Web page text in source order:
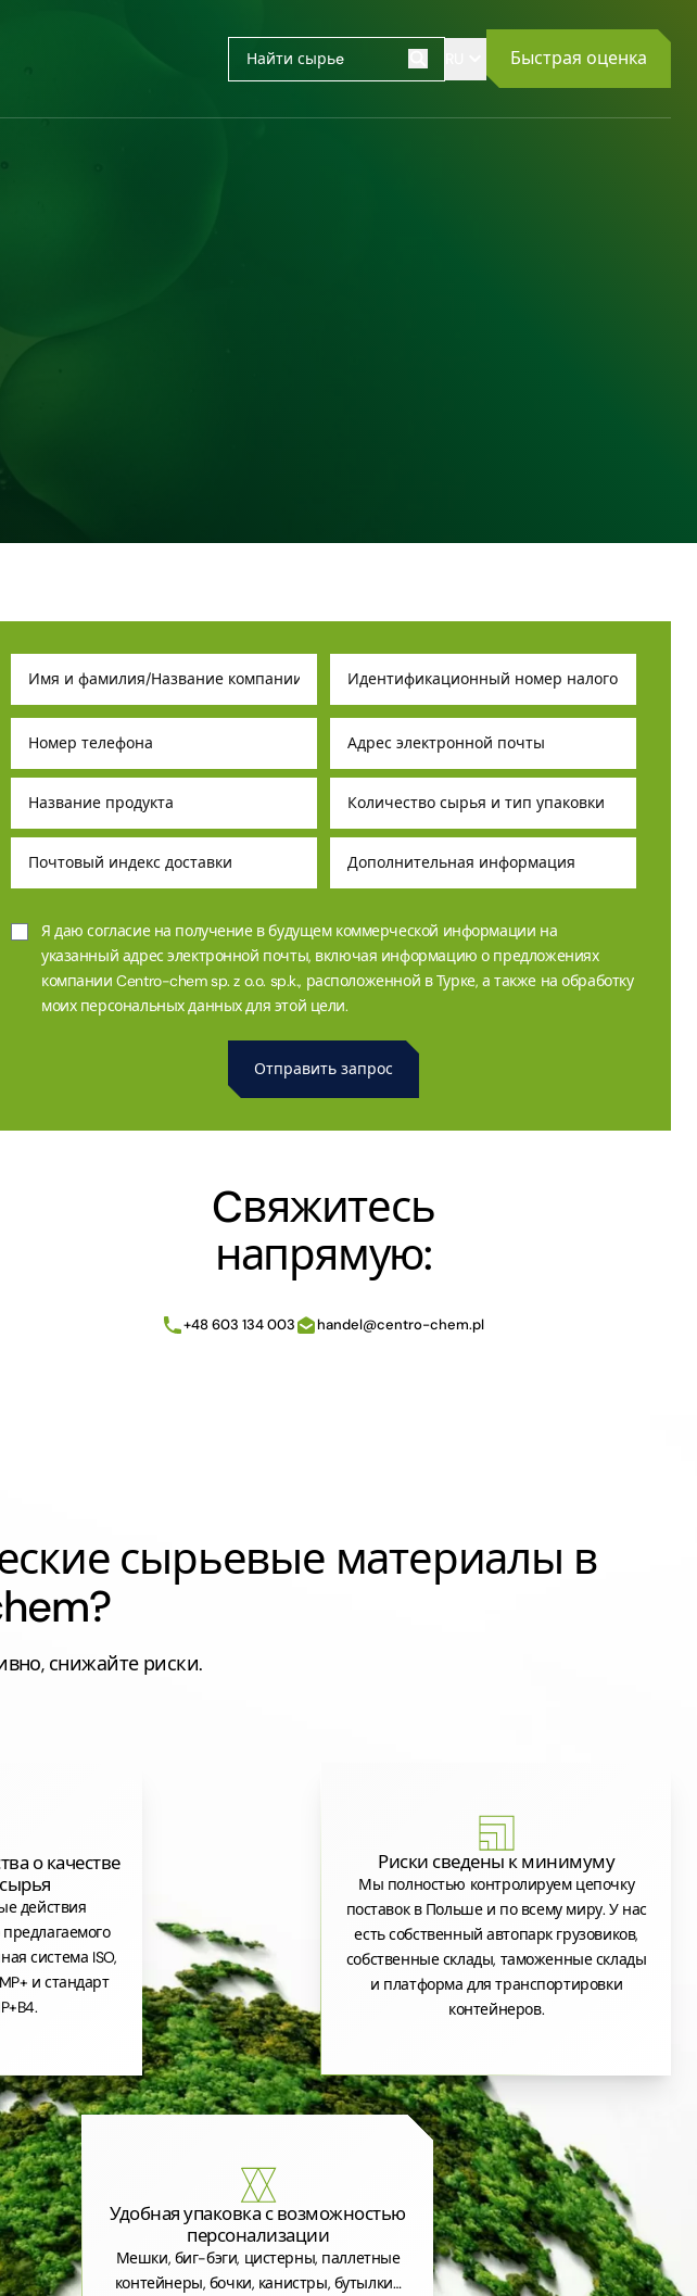
Быстрая оценка
Я даю согласие на получение в будущем коммерческой информации на
указанный адрес электронной почты, включая информацию о предложениях
компании Centro-chem sp. z o.o. sp.k., расположенной в Турке, а также на обработку
моих персональных данных для этой цели.
Cвяжитесь
напрямую:
+48 603 134 003 handel@centro-chem.pl
сырьевые материалы в
снижайте риски.
о качестве
действия
система ISO,
и стандарт
Риски сведены к минимуму
Мы полностью контролируем цепочку
поставок в Польше и по всему миру. У нас
есть собственный автопарк грузовиков,
собственные склады, таможенные склады
и платформа для транспортировки
контейнеров.
Удобная упаковка с возможностью
персонализации
Мешки, биг-бэги, цистерны, паллетные
контейнеры, бочки, канистры, бутылки…